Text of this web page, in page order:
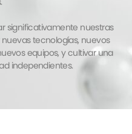
tecnologías, nuevos
equipos, y cultivar una
independientes.